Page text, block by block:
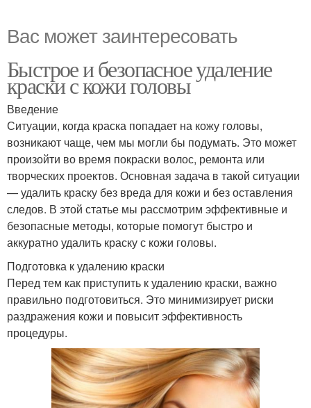
Вас может заинтересовать
Быстрое и безопасное удаление
краски с кожи головы
Введение
Ситуации, когда краска попадает на кожу головы,
возникают чаще, чем мы могли бы подумать. Это может
произойти во время покраски волос, ремонта или
творческих проектов. Основная задача в такой ситуации
— удалить краску без вреда для кожи и без оставления
следов. В этой статье мы рассмотрим эффективные и
безопасные методы, которые помогут быстро и
аккуратно удалить краску с кожи головы.
Подготовка к удалению краски
Перед тем как приступить к удалению краски, важно
правильно подготовиться. Это минимизирует риски
раздражения кожи и повысит эффективность
процедуры.